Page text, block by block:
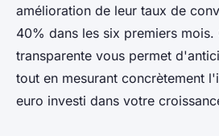
amélioration de leur taux de
40% dans les six premiers
transparente vous permet
tout en mesurant concrètement
euro investi dans votre